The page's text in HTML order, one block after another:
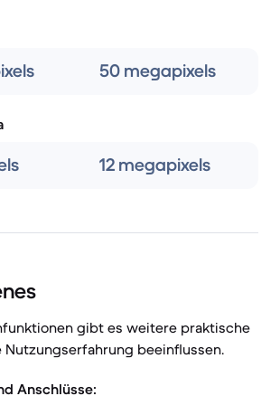
50 megapixels
12 megapixels
gibt es weitere praktische
Nutzungserfahrung beeinflussen.
Anschlüsse: